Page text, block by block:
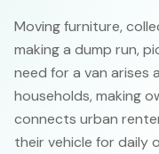
Moving furniture,
making a dump run,
need for a van arises
households, making
connects urban
their vehicle for daily